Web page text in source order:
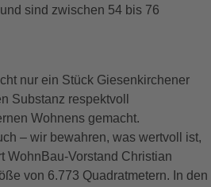
sind zwischen 54 bis 76
nur ein Stück Giesenkirchener
Substanz respektvoll
Wohnens gemacht.
– wir bewahren, was wertvoll ist,
WohnBau-Vorstand Christian
von 6.773 Quadratmetern. In den